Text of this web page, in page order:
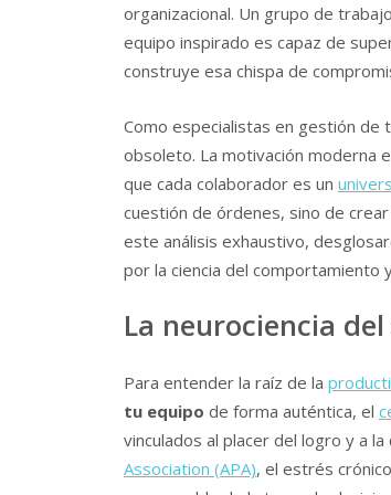
organizacional. Un grupo de
equipo inspirado es capaz de
construye esa chispa de
Como especialistas en gestión de
obsoleto. La motivación moderna
que cada colaborador es un
cuestión de órdenes, sino de
este análisis exhaustivo,
por la ciencia del comportamiento
La neurociencia
Para entender la raíz de la
tu equipo de forma auténtica, el
vinculados al placer del logro y a
Association (APA), el estrés